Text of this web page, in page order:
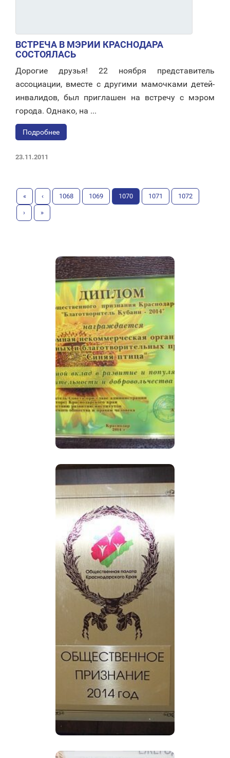
ВСТРЕЧА В МЭРИИ КРАСНОДАРА
СОСТОЯЛАСЬ
Дорогие друзья! 22 ноября представитель
ассоциации, вместе с другими мамочками детей-
инвалидов, был приглашен на встречу с мэром
города. Однако, на ...
Подробнее
23.11.2011
« ‹ 1068 1069 1070 1071 1072
› »
«Синяя птица» получила
диплом лауреата
общественного
признания
Краснодарского края
«Благотворитель Кубани
— 2014».
Летопись
благотворительности на
Кубани пополнилась
новыми именами
Директор «Синяя птица»
лауреат премии
«Общественное
признание 2014»
В ОП Краснодарского
края подвели итоги
программы
«Социальные инвестиции
бизнеса» и вручили
награду «Общественное
признание».Кубань
выразила общественное
признание социальному
бизнесу
Общетвенная палата
Российской Федерации